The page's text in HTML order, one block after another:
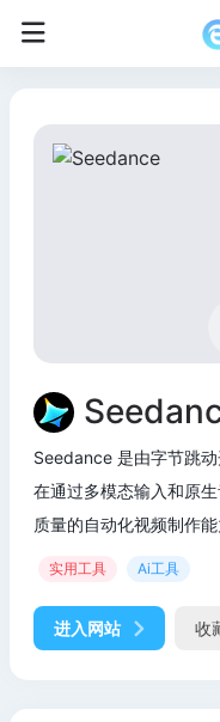
Seedance 是由字节跳
在通过多模态输入和原
质量的自动化视频制作能
实用工具 Ai工具
进入网站 收